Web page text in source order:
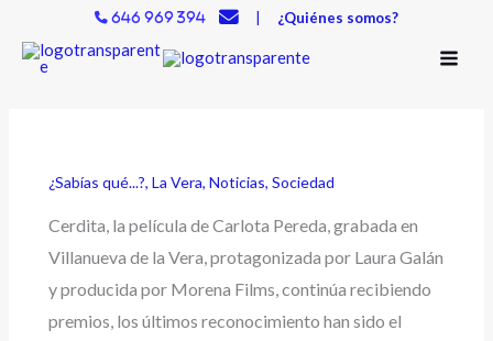
contenido
646 969 394 | ¿Quiénes somos?
¿Sabías qué...?,La Vera,Noticias,Sociedad
Cerdita, la película de Carlota Pereda, grabada en
Villanueva de la Vera, protagonizada por Laura Galán
y producida por Morena Films, continúa recibiendo
premios, los últimos reconocimiento han sido el